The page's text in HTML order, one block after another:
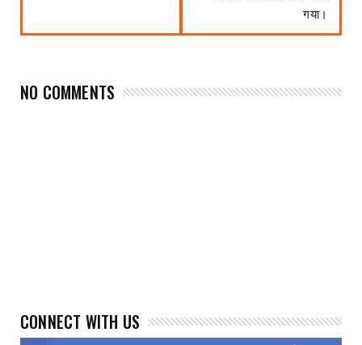
गया।
NO COMMENTS
CONNECT WITH US